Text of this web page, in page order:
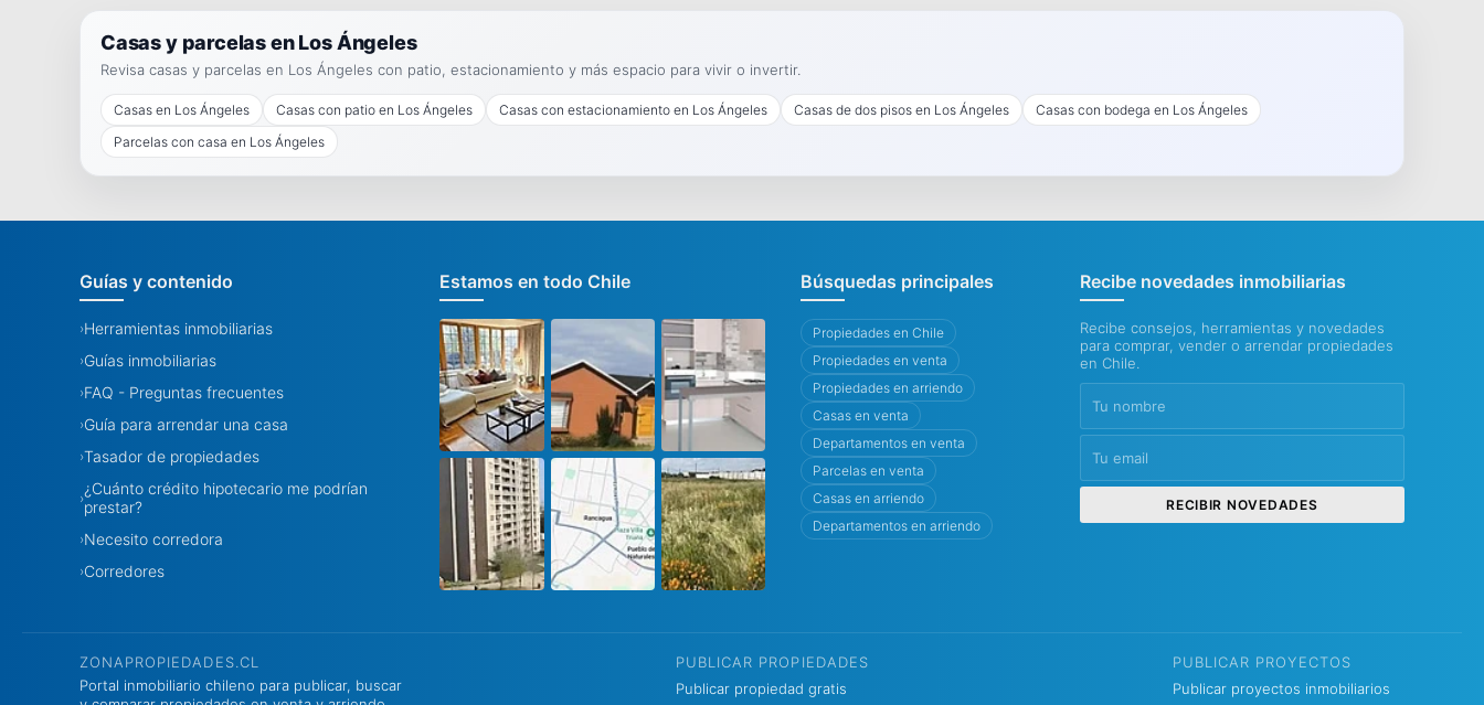
Casas y parcelas en Los Ángeles
Revisa casas y parcelas en Los Ángeles con patio, estacionamiento y más espacio para vivir o invertir.
Casas en Los Ángeles Casas con patio en Los Ángeles Casas con estacionamiento en Los Ángeles Casas de dos pisos en Los Ángeles
Casas con bodega en Los Ángeles
Parcelas con casa en Los Ángeles
Guías y contenido
›Herramientas inmobiliarias
›Guías inmobiliarias
›FAQ - Preguntas frecuentes
›Guía para arrendar una casa
›Tasador de propiedades
›¿Cuánto crédito hipotecario me podrían
prestar?
›Necesito corredora
›Corredores
Estamos en todo Chile Búsquedas principales
Propiedades en Chile
Propiedades en venta
Propiedades en arriendo
Casas en venta
Departamentos en venta
Parcelas en venta
Casas en arriendo
Departamentos en arriendo
Recibe novedades inmobiliarias
Recibe consejos, herramientas y novedades
para comprar, vender o arrendar propiedades
en Chile.
RECIBIR NOVEDADES
ZONAPROPIEDADES.CL
Portal inmobiliario chileno para publicar, buscar
PUBLICAR PROPIEDADES
Publicar propiedad gratis
PUBLICAR PROYECTOS
Publicar proyectos inmobiliarios